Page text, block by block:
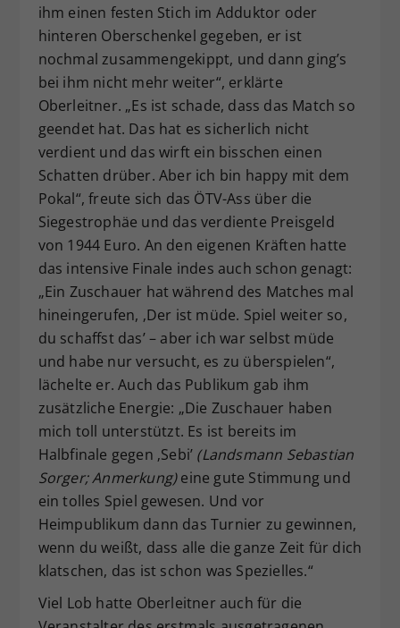
ihm einen festen Stich im Adduktor oder
hinteren Oberschenkel gegeben, er ist
nochmal zusammengekippt, und dann ging’s
bei ihm nicht mehr weiter“, erklärte
Oberleitner. „Es ist schade, dass das Match so
geendet hat. Das hat es sicherlich nicht
verdient und das wirft ein bisschen einen
Schatten drüber. Aber ich bin happy mit dem
Pokal“, freute sich das ÖTV-Ass über die
Siegestrophäe und das verdiente Preisgeld
von 1944 Euro. An den eigenen Kräften hatte
das intensive Finale indes auch schon genagt:
„Ein Zuschauer hat während des Matches mal
hineingerufen, ‚Der ist müde. Spiel weiter so,
du schaffst das’ – aber ich war selbst müde
und habe nur versucht, es zu überspielen“,
lächelte er. Auch das Publikum gab ihm
zusätzliche Energie: „Die Zuschauer haben
mich toll unterstützt. Es ist bereits im
Halbfinale gegen ‚Sebi’ (Landsmann Sebastian
Sorger; Anmerkung)eine gute Stimmung und
ein tolles Spiel gewesen. Und vor
Heimpublikum dann das Turnier zu gewinnen,
wenn du weißt, dass alle die ganze Zeit für dich
klatschen, das ist schon was Spezielles.“
Viel Lob hatte Oberleitner auch für die